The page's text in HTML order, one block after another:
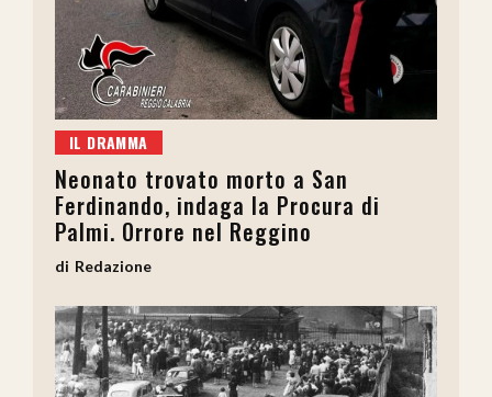
IL DRAMMA
Neonato trovato morto a San
Ferdinando, indaga la Procura di
Palmi. Orrore nel Reggino
Redazione